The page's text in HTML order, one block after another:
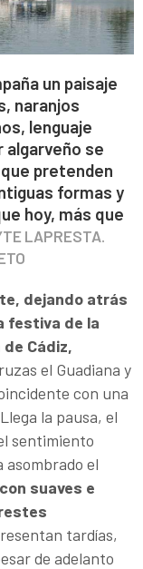
un paisaje
naranjos
lenguaje
algarveño se
pretenden
formas y
hoy, más que
LAPRESTA.
dejando atrás
festiva de la
Cádiz,
el Guadiana y
con una
la pausa, el
sentimiento
asombrado el
suaves e
tardías,
de adelanto